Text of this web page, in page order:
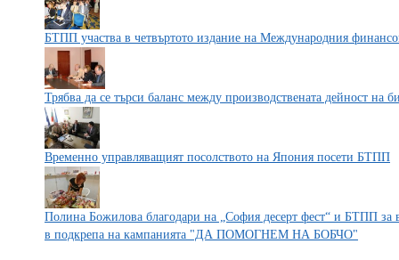
БТПП участва в четвъртото издание на Международния
Трябва да се търси баланс между производствената дейност на
Временно управляващият посолството на Япония посети БТПП
Полина Божилова благодари на „София десерт фест“ и БТПП за
в подкрепа на кампанията "ДА ПОМОГНЕМ НА БОБЧО"